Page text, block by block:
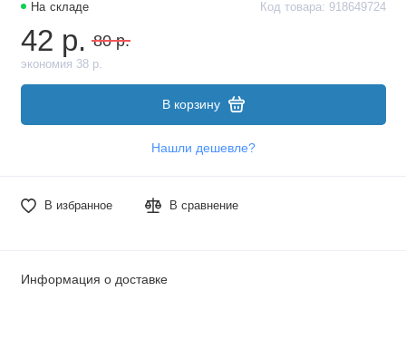
На складе Код товара: 918649724
42 р. 80 р.
экономия 38 р.
В корзину
Нашли дешевле?
В избранное В сравнение
Информация о доставке